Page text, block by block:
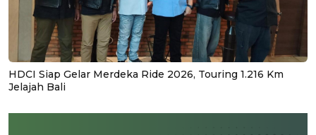
HDCI Siap Gelar Merdeka Ride 2026, Touring 1.216 Km
Jelajah Bali